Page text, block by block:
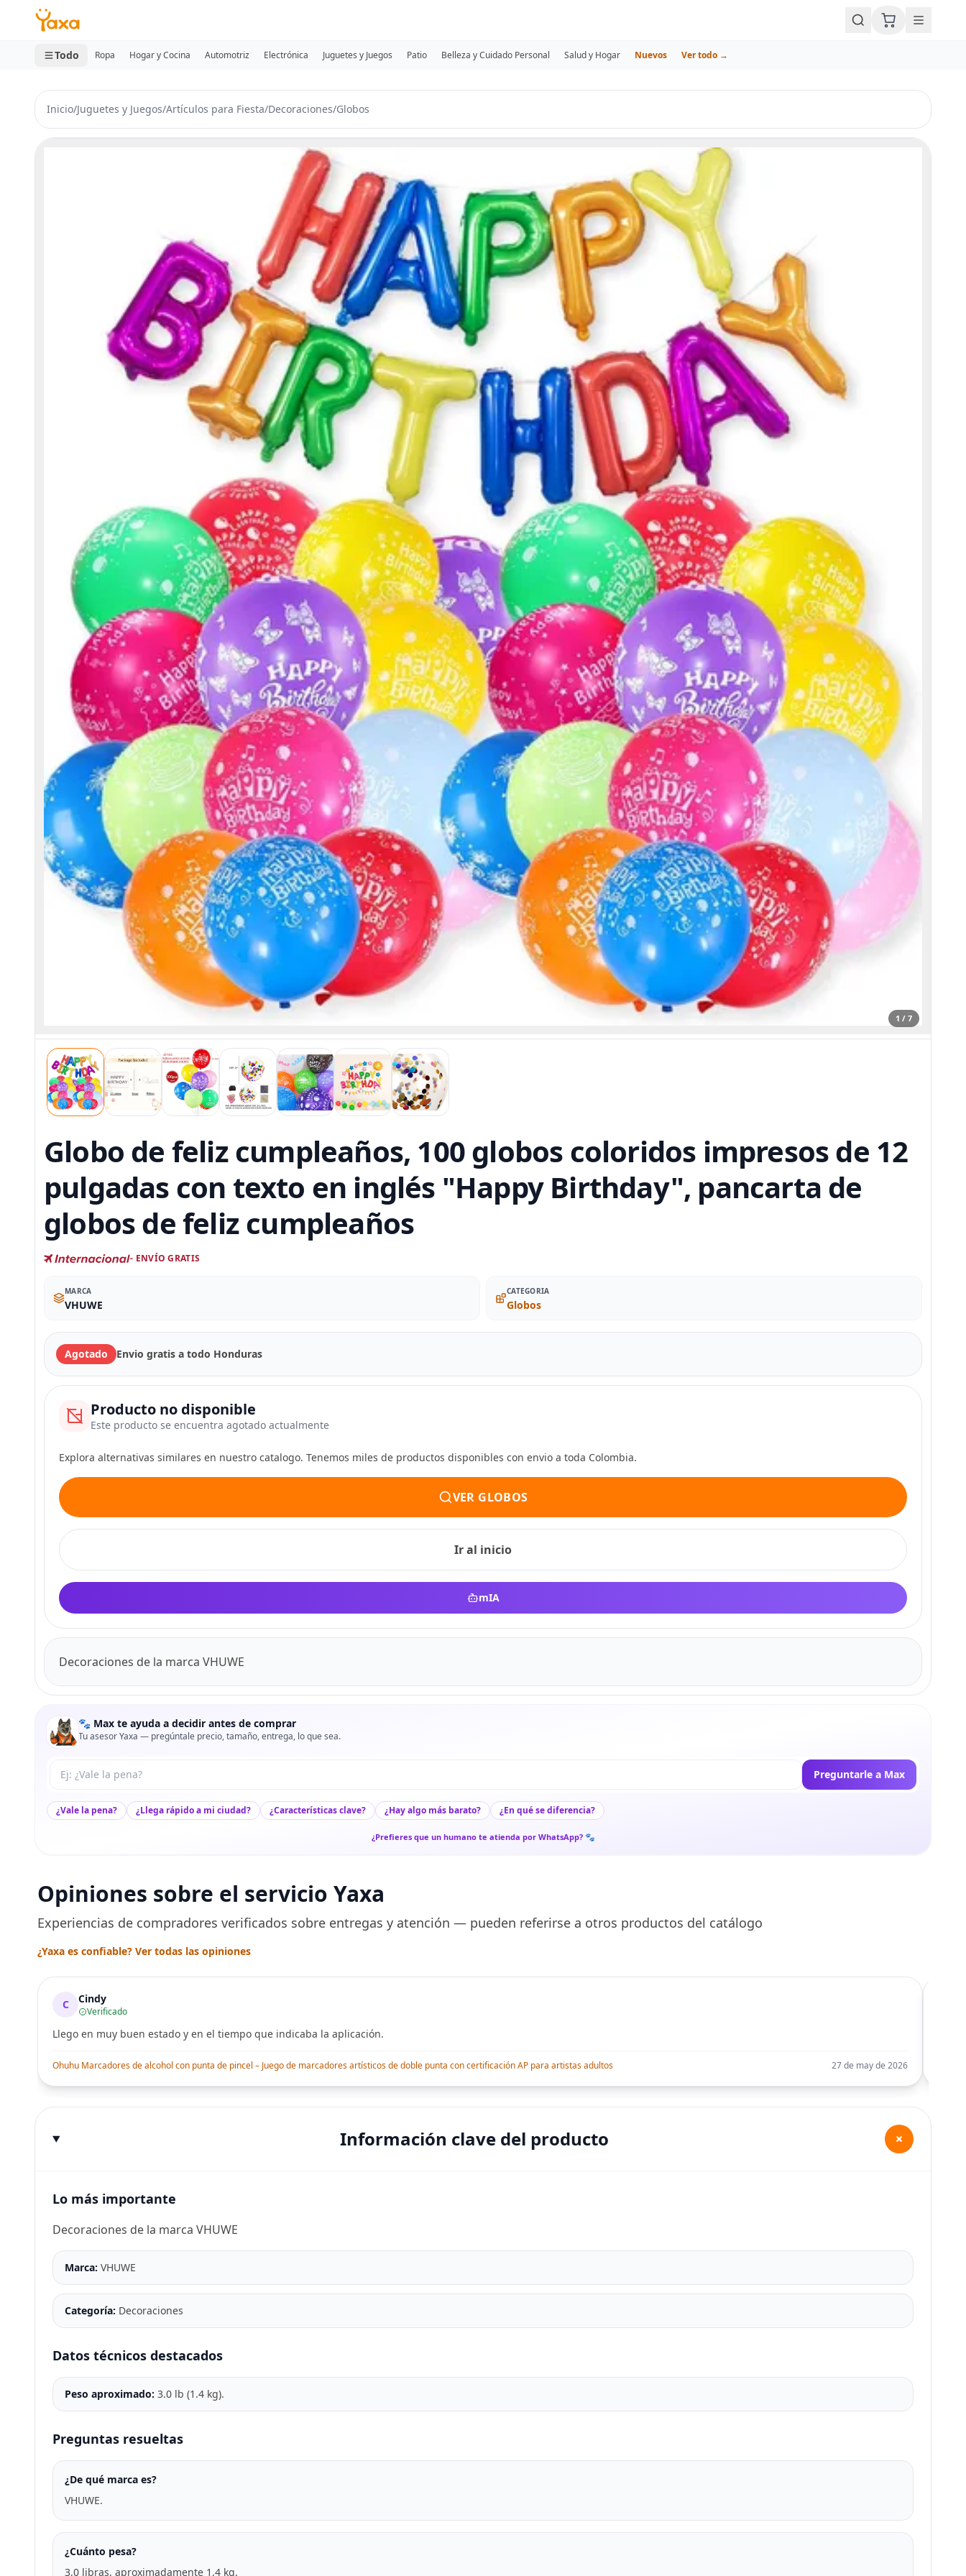
MINI CARRITO
0 productos
Todo Ropa Hogar y Cocina Automotriz Electrónica Juguetes y Juegos Patio Belleza y Cuidado Personal Salud y Hogar Nuevos Ver todo →
Inicio/Juguetes y Juegos/Artículos para Fiesta/Decoraciones/Globos
1 / 7
Globo de feliz cumpleaños, 100 globos coloridos impresos de 12
pulgadas con texto en inglés "Happy Birthday", pancarta de
globos de feliz cumpleaños
- ENVÍO GRATIS
MARCA
VHUWE
CATEGORIA
Globos
Agotado Envio gratis a todo Honduras
Producto no disponible
Este producto se encuentra agotado actualmente
Explora alternativas similares en nuestro catalogo. Tenemos miles de productos disponibles con envio a toda Colombia.
VER GLOBOS
Ir al inicio
mIA
Decoraciones de la marca VHUWE
🐾 Max te ayuda a decidir antes de comprar
Tu asesor Yaxa — pregúntale precio, tamaño, entrega, lo que sea.
Tu pregunta a Max Preguntarle a Max
¿Vale la pena? ¿Llega rápido a mi ciudad? ¿Características clave? ¿Hay algo más barato? ¿En qué se diferencia?
¿Prefieres que un humano te atienda por WhatsApp? 🐾
Opiniones sobre el servicio Yaxa
Experiencias de compradores verificados sobre entregas y atención — pueden referirse a otros productos del catálogo
¿Yaxa es confiable? Ver todas las opiniones
C Cindy
Verificado
Llego en muy buen estado y en el tiempo que indicaba la aplicación.
Ohuhu Marcadores de alcohol con punta de pincel – Juego de marcadores artísticos de doble punta con certificación AP para artistas adultos 27 de may de 2026
Información clave del producto +
Lo más importante
Decoraciones de la marca VHUWE
Marca: VHUWE
Categoría: Decoraciones
Datos técnicos destacados
Peso aproximado: 3.0 lb (1.4 kg).
Preguntas resueltas
¿De qué marca es?
VHUWE.
¿Cuánto pesa?
3,0 libras, aproximadamente 1,4 kg.